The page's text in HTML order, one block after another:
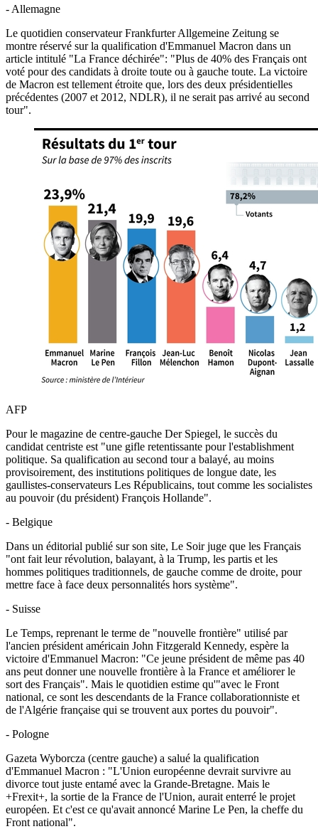
- Allemagne
Le quotidien conservateur Frankfurter Allgemeine Zeitung se
montre réservé sur la qualification d'Emmanuel Macron dans un
article intitulé "La France déchirée": "Plus de 40% des Français ont
voté pour des candidats à droite toute ou à gauche toute. La victoire
de Macron est tellement étroite que, lors des deux présidentielles
précédentes (2007 et 2012, NDLR), il ne serait pas arrivé au second
tour".
AFP
Pour le magazine de centre-gauche Der Spiegel, le succès du
candidat centriste est "une gifle retentissante pour l'establishment
politique. Sa qualification au second tour a balayé, au moins
provisoirement, des institutions politiques de longue date, les
gaullistes-conservateurs Les Républicains, tout comme les socialistes
au pouvoir (du président) François Hollande".
- Belgique
Dans un éditorial publié sur son site, Le Soir juge que les Français
"ont fait leur révolution, balayant, à la Trump, les partis et les
hommes politiques traditionnels, de gauche comme de droite, pour
mettre face à face deux personnalités hors système".
- Suisse
Le Temps, reprenant le terme de "nouvelle frontière" utilisé par
l'ancien président américain John Fitzgerald Kennedy, espère la
victoire d'Emmanuel Macron: "Ce jeune président de même pas 40
ans peut donner une nouvelle frontière à la France et améliorer le
sort des Français". Mais le quotidien estime qu'"avec le Front
national, ce sont les descendants de la France collaborationniste et
de l'Algérie française qui se trouvent aux portes du pouvoir".
- Pologne
Gazeta Wyborcza (centre gauche) a salué la qualification
d'Emmanuel Macron : "L'Union européenne devrait survivre au
divorce tout juste entamé avec la Grande-Bretagne. Mais le
+Frexit+, la sortie de la France de l'Union, aurait enterré le projet
européen. Et c'est ce qu'avait annoncé Marine Le Pen, la cheffe du
Front national".